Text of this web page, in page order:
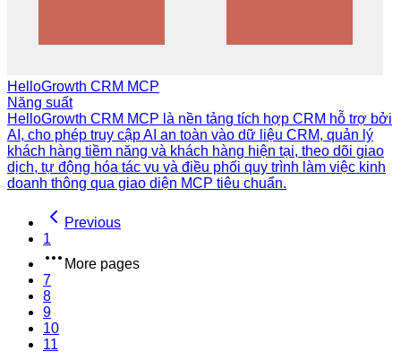
HelloGrowth CRM MCP
Năng suất
HelloGrowth CRM MCP là nền tảng tích hợp CRM hỗ trợ bởi
AI, cho phép truy cập AI an toàn vào dữ liệu CRM, quản lý
khách hàng tiềm năng và khách hàng hiện tại, theo dõi giao
dịch, tự động hóa tác vụ và điều phối quy trình làm việc kinh
doanh thông qua giao diện MCP tiêu chuẩn.
Previous
1
More pages
7
8
9
10
11